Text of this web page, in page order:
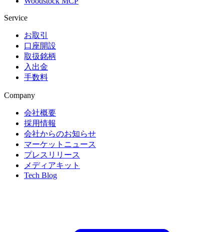
Service
お取引
口座開設
取扱銘柄
入出金
手数料
Company
会社概要
採用情報
会社からのお知らせ
マーケットニュース
プレスリリース
メディアキット
Tech Blog